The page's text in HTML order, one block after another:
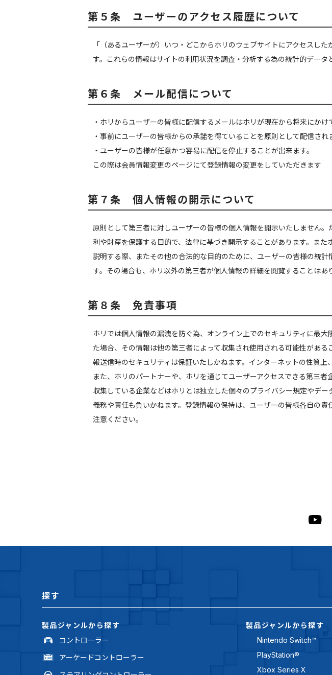
第５条 ユーザーのアクセス履歴について
「（あるユーザーが）いつ・どこからホリのウェブサイトにアクセスし
す。これらの情報はサイトの利用状況を調査・分析する為の統計的データ
第６条 メール配信について
・ホリからユーザーの皆様に配信するメールはホリが現在から将来にか
・事前にユーザーの皆様からの承諾を得ていることを原則として配信され
・ユーザーの皆様が任意かつ容易に配信を停止することが出来ます。
この際は会員情報変更のページにて登録情報の変更をしていただきます
第７条 個人情報の開示について
原則として第三者に対しユーザーの皆様の個人情報を開示いたしません
利や財産を保護する目的で、法律に基づき開示することがあります。ま
説明する際、またその他の合法的な目的のために、ユーザーの皆様の統
す。その場合も、ホリ以外の第三者が個人情報の詳細を閲覧することはあ
第８条 免責事項
ホリでは個人情報の漏洩を防ぐ為、オンライン上でのセキュリティに最
た場合、その情報は他の第三者によって収集され使用される可能性があ
報送信時のセキュリティは保証いたしかねます。インターネットの性質
また、ホリのパートナーや、ホリを通じてユーザーアクセスできる第三
収集している企業などはホリとは独立した個々のプライバシー規定やデ
義務や責任も負いかねます。登録情報の保持は、ユーザーの皆様各自の
注意ください。
探す
製品ジャンルから探す
コントローラー
アーケードコントローラー
製品ジャンルから探す
Nintendo Switch™
PlayStation®
Xbox Series X